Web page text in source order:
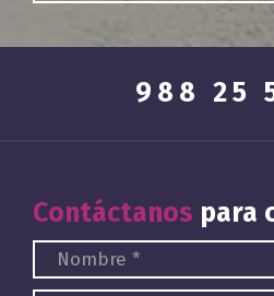
Contáctanos para
988 25